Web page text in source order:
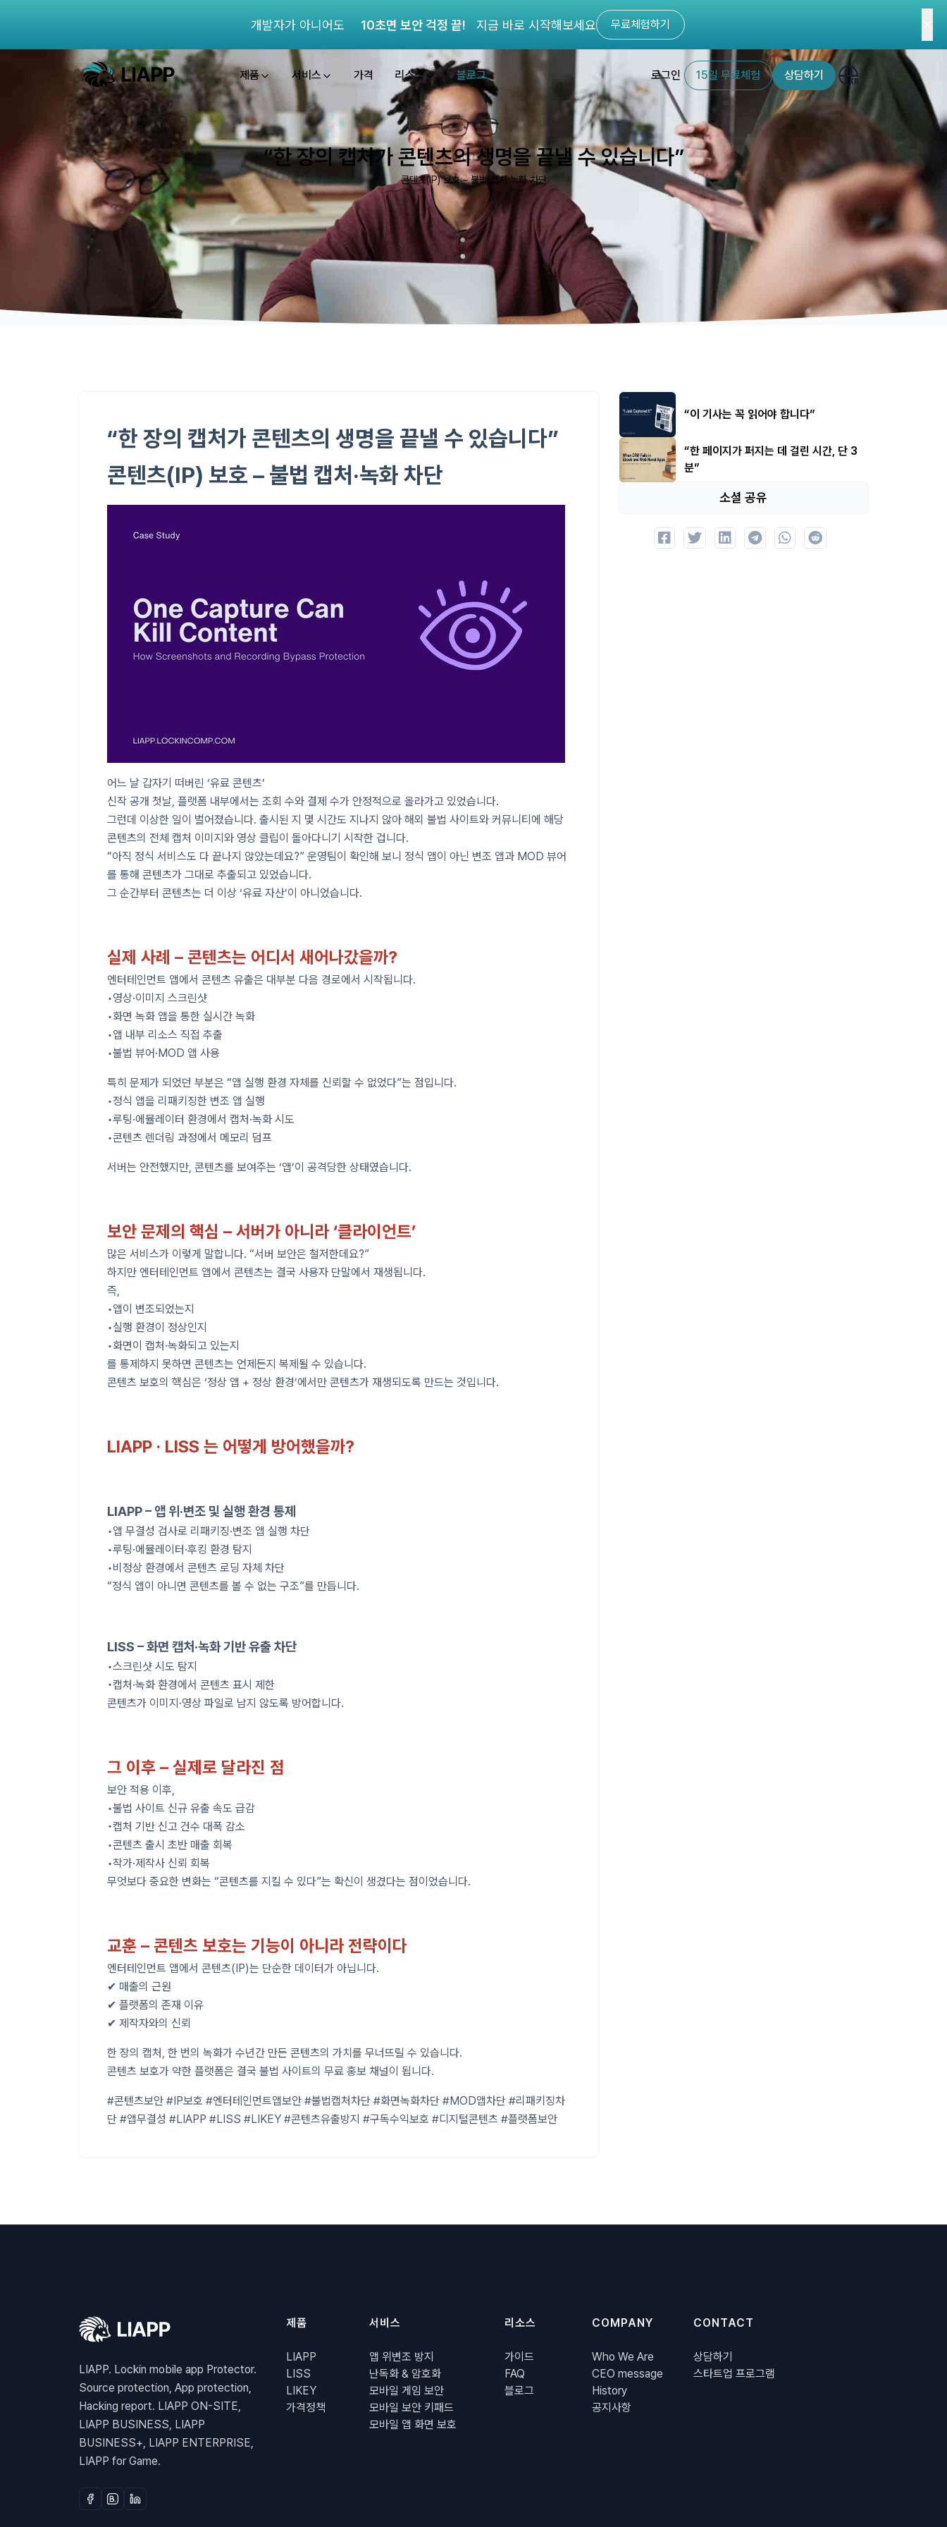
개발자가 아니어도 10초면 보안 걱정 끝! 지금 바로 시작해보세요 무료체험하기
제품 서비스 가격 리소스 블로그 로그인 15일 무료체험 상담하기
“한 장의 캡처가 콘텐츠의 생명을 끝낼 수 있습니다”
콘텐츠(IP) 보호 – 불법 캡처·녹화 차단
“한 장의 캡처가 콘텐츠의 생명을 끝낼 수 있습니다”
콘텐츠(IP) 보호 – 불법 캡처·녹화 차단
어느 날 갑자기 떠버린 ‘유료 콘텐츠’
신작 공개 첫날, 플랫폼 내부에서는 조회 수와 결제 수가 안정적으로 올라가고 있었습니다.
그런데 이상한 일이 벌어졌습니다. 출시된 지 몇 시간도 지나지 않아 해외 불법 사이트와 커뮤니티에 해당
콘텐츠의 전체 캡처 이미지와 영상 클립이 돌아다니기 시작한 겁니다.
“아직 정식 서비스도 다 끝나지 않았는데요?” 운영팀이 확인해 보니 정식 앱이 아닌 변조 앱과 MOD 뷰어
를 통해 콘텐츠가 그대로 추출되고 있었습니다.
그 순간부터 콘텐츠는 더 이상 ‘유료 자산’이 아니었습니다.
실제 사례 – 콘텐츠는 어디서 새어나갔을까?
엔터테인먼트 앱에서 콘텐츠 유출은 대부분 다음 경로에서 시작됩니다.
•영상·이미지 스크린샷
•화면 녹화 앱을 통한 실시간 녹화
•앱 내부 리소스 직접 추출
•불법 뷰어·MOD 앱 사용
특히 문제가 되었던 부분은 “앱 실행 환경 자체를 신뢰할 수 없었다”는 점입니다.
•정식 앱을 리패키징한 변조 앱 실행
•루팅·에뮬레이터 환경에서 캡처·녹화 시도
•콘텐츠 렌더링 과정에서 메모리 덤프
서버는 안전했지만, 콘텐츠를 보여주는 ‘앱’이 공격당한 상태였습니다.
보안 문제의 핵심 – 서버가 아니라 ‘클라이언트’
많은 서비스가 이렇게 말합니다. “서버 보안은 철저한데요?”
하지만 엔터테인먼트 앱에서 콘텐츠는 결국 사용자 단말에서 재생됩니다.
즉,
•앱이 변조되었는지
•실행 환경이 정상인지
•화면이 캡처·녹화되고 있는지
를 통제하지 못하면 콘텐츠는 언제든지 복제될 수 있습니다.
콘텐츠 보호의 핵심은 ‘정상 앱 + 정상 환경’에서만 콘텐츠가 재생되도록 만드는 것입니다.
LIAPP · LISS 는 어떻게 방어했을까?
LIAPP – 앱 위·변조 및 실행 환경 통제
•앱 무결성 검사로 리패키징·변조 앱 실행 차단
•루팅·에뮬레이터·후킹 환경 탐지
•비정상 환경에서 콘텐츠 로딩 자체 차단
“정식 앱이 아니면 콘텐츠를 볼 수 없는 구조”를 만듭니다.
LISS – 화면 캡처·녹화 기반 유출 차단
•스크린샷 시도 탐지
•캡처·녹화 환경에서 콘텐츠 표시 제한
콘텐츠가 이미지·영상 파일로 남지 않도록 방어합니다.
그 이후 – 실제로 달라진 점
보안 적용 이후,
•불법 사이트 신규 유출 속도 급감
•캡처 기반 신고 건수 대폭 감소
•콘텐츠 출시 초반 매출 회복
•작가·제작사 신뢰 회복
무엇보다 중요한 변화는 “콘텐츠를 지킬 수 있다”는 확신이 생겼다는 점이었습니다.
교훈 – 콘텐츠 보호는 기능이 아니라 전략이다
엔터테인먼트 앱에서 콘텐츠(IP)는 단순한 데이터가 아닙니다.
✔ 매출의 근원
✔ 플랫폼의 존재 이유
✔ 제작자와의 신뢰
한 장의 캡처, 한 번의 녹화가 수년간 만든 콘텐츠의 가치를 무너뜨릴 수 있습니다.
콘텐츠 보호가 약한 플랫폼은 결국 불법 사이트의 무료 홍보 채널이 됩니다.
#콘텐츠보안 #IP보호 #엔터테인먼트앱보안 #불법캡처차단 #화면녹화차단 #MOD앱차단 #리패키징차
단 #앱무결성 #LIAPP #LISS #LIKEY #콘텐츠유출방지 #구독수익보호 #디지털콘텐츠 #플랫폼보안
“이 기사는 꼭 읽어야 합니다”
“한 페이지가 퍼지는 데 걸린 시간, 단 3
분”
소셜 공유
LIAPP. Lockin mobile app Protector.
Source protection, App protection,
Hacking report. LIAPP ON-SITE,
LIAPP BUSINESS, LIAPP
BUSINESS+, LIAPP ENTERPRISE,
LIAPP for Game.
제품
LIAPP
LISS
LIKEY
가격정책
서비스
앱 위변조 방지
난독화 & 암호화
모바일 게임 보안
모바일 보안 키패드
모바일 앱 화면 보호
리소스
가이드
FAQ
블로그
COMPANY
Who We Are
CEO message
History
공지사항
CONTACT
상담하기
스타트업 프로그램